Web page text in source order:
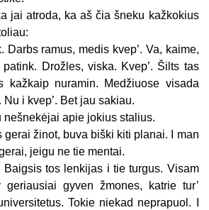
jai atroda, ka aš čia šneku kažkokius
Darbs ramus, medis kvep’. Va, kaime,
Drožles, viska. Kvep’. Šilts tas
kažkaip nuramin. Medžiuose visada
i kvep’. Bet jau sakiau.
nešnekėjai apie jokius stalius.
gerai žinot, buva biški kiti planai. I man
jeigu ne tie mentai.
Baigsis tos lenkijas i tie turgus. Visam
geriausiai gyven žmones, katrie tur’
Tokie niekad neprapuol. I